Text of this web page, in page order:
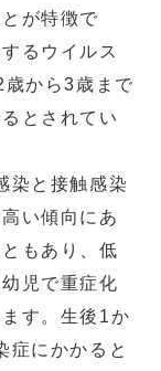
が特徴で
るウイルス
から3歳まで
とされてい
染と接触感染
い傾向にあ
もあり、低
児で重症化
す。生後1か
症にかかると